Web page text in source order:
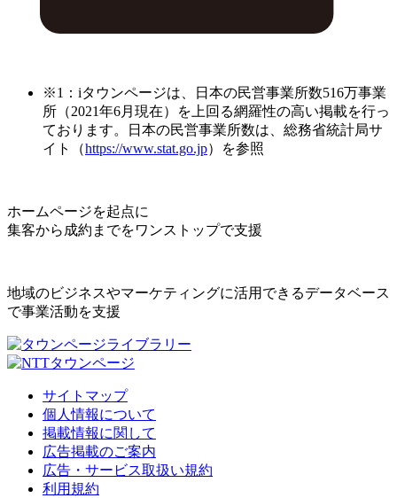
※1：iタウンページは、日本の民営事業所数516万事業
所（2021年6月現在）を上回る網羅性の高い掲載を行っ
ております。日本の民営事業所数は、総務省統計局サ
イト（https://www.stat.go.jp）を参照
ホームページを起点に
集客から成約までをワンストップで支援
地域のビジネスやマーケティングに活用できるデータベース
で事業活動を支援
サイトマップ
個人情報について
掲載情報に関して
広告掲載のご案内
広告・サービス取扱い規約
利用規約